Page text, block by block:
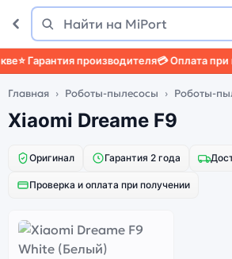
Поиск
Найти
⭐ Гарантия производителя💳 Оплата при
Главная Роботы-пылесосы Роботы-
Xiaomi Dreame F9
Оригинал Гарантия 2 года
Проверка и оплата при получении